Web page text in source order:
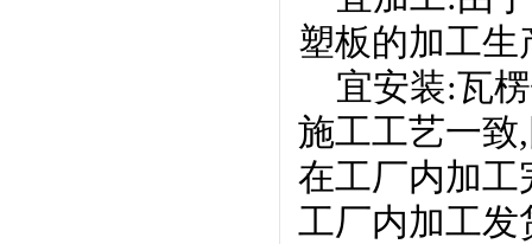
塑板的加工生
宜安装:瓦楞
施工工艺一致
在工厂内加工
工厂内加工发